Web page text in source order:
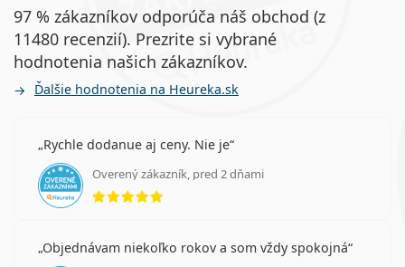
97 % zákazníkov odporúča náš obchod (z
11480 recenzií). Prezrite si vybrané
hodnotenia našich zákazníkov.
Ďalšie hodnotenia na Heureka.sk
Rychle dodanue aj ceny. Nie je
Overený zákazník, pred 2 dňami
hodnotenie 5 z 5
Objednávam niekoľko rokov a som vždy spokojná